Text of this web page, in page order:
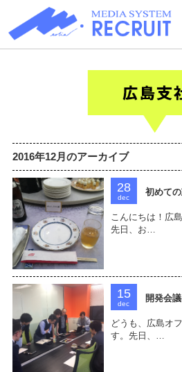
2016年12月のアーカイブ
28
dec
初めて
こんにちは！広
先日、お…
15
dec
開発会
どうも、広島オ
す。先日、…